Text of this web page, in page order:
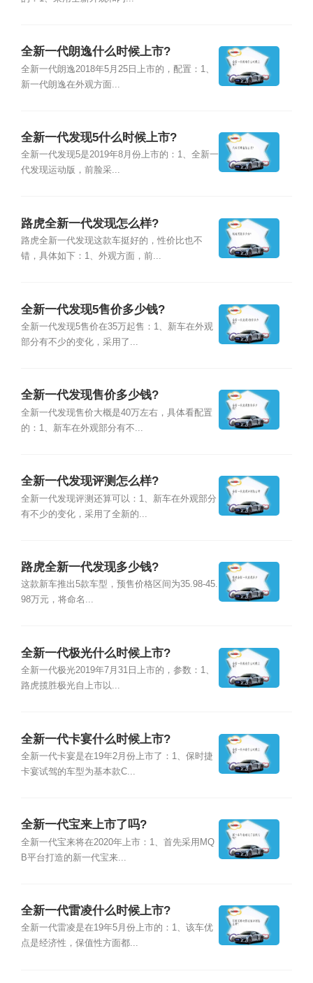
全新一代朗逸什么时候上市?
全新一代朗逸2018年5月25日上市的，配置：1、
新一代朗逸在外观方面...
全新一代发现5什么时候上市?
全新一代发现5是2019年8月份上市的：1、全新一
代发现运动版，前脸采...
路虎全新一代发现怎么样?
路虎全新一代发现这款车挺好的，性价比也不
错，具体如下：1、外观方面，前...
全新一代发现5售价多少钱?
全新一代发现5售价在35万起售：1、新车在外观
部分有不少的变化，采用了...
全新一代发现售价多少钱?
全新一代发现售价大概是40万左右，具体看配置
的：1、新车在外观部分有不...
全新一代发现评测怎么样?
全新一代发现评测还算可以：1、新车在外观部分
有不少的变化，采用了全新的...
路虎全新一代发现多少钱?
这款新车推出5款车型，预售价格区间为35.98-45.
98万元，将命名...
全新一代极光什么时候上市?
全新一代极光2019年7月31日上市的，参数：1、
路虎揽胜极光自上市以...
全新一代卡宴什么时候上市?
全新一代卡宴是在19年2月份上市了：1、保时捷
卡宴试驾的车型为基本款C...
全新一代宝来上市了吗?
全新一代宝来将在2020年上市：1、首先采用MQ
B平台打造的新一代宝来...
全新一代雷凌什么时候上市?
全新一代雷凌是在19年5月份上市的：1、该车优
点是经济性，保值性方面都...